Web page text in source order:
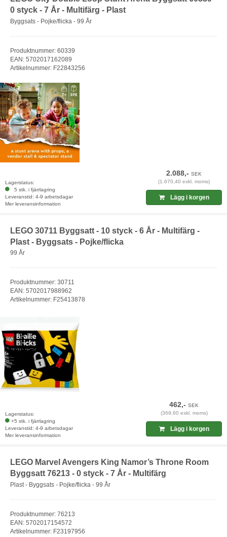
0 styck - 7 År - Multifärg - Plast
Byggsats - Pojke/flicka - 99 År
Produktnummer: 60339
EAN: 5702017162089
Artikelnummer: F22843256
Lagerstatus:
5 stk. i fjärrlagring
Leveranstid: 4-9 arbetsdagar
Mer leveransinformation
2.088,-SEK
(1.670,40 exkl. moms)
Lägg i korgen
LEGO 30711 Byggsatt - 10 styck - 6 År - Multifärg -
Plast - Byggsats - Pojke/flicka
99 År
Produktnummer: 30711
EAN: 5702017988962
Artikelnummer: F25413878
Lagerstatus:
+5 stk. i fjärrlagring
Leveranstid: 4-9 arbetsdagar
Mer leveransinformation
462,-SEK
(369,60 exkl. moms)
Lägg i korgen
LEGO Marvel Avengers King Namor’s Throne Room
Byggsatt 76213 - 0 styck - 7 År - Multifärg
Plast - Byggsats - Pojke/flicka - 99 År
Produktnummer: 76213
EAN: 5702017154572
Artikelnummer: F23197956